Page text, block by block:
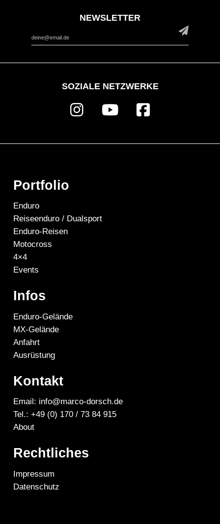
NEWSLETTER
SOZIALE NETZWERKE
Portfolio
Enduro
Reiseenduro / Dualsport
Enduro-Reisen
Motocross
4×4
Events
Infos
Enduro-Gelände
MX-Gelände
Anfahrt
Ausrüstung
Kontakt
Email: info@marco-dorsch.de
Tel.: +49 (0) 170 / 73 84 915
About
Rechtliches
Impressum
Datenschutz